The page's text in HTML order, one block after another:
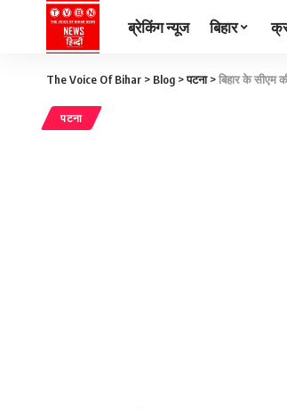
ब्रेकिंग न्यूज बिहार
The Voice Of Bihar > Blog >पटना>बिहार के सीएम
पटना